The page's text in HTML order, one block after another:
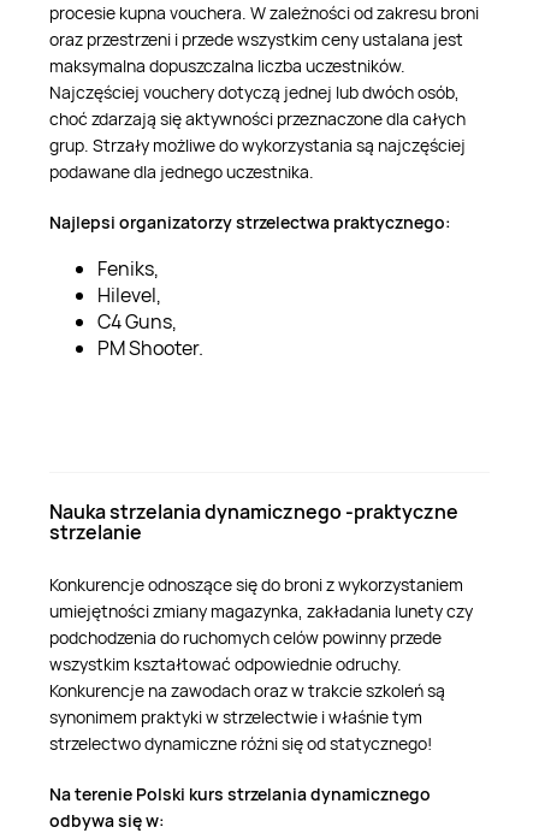
procesie kupna vouchera. W zależności od zakresu broni
oraz przestrzeni i przede wszystkim ceny ustalana jest
maksymalna dopuszczalna liczba uczestników.
Najczęściej vouchery dotyczą jednej lub dwóch osób,
choć zdarzają się aktywności przeznaczone dla całych
grup. Strzały możliwe do wykorzystania są najczęściej
podawane dla jednego uczestnika.
Najlepsi organizatorzy strzelectwa praktycznego:
Feniks,
Hilevel,
C4 Guns,
PM Shooter.
Nauka strzelania dynamicznego -praktyczne
strzelanie
Konkurencje odnoszące się do broni z wykorzystaniem
umiejętności zmiany magazynka, zakładania lunety czy
podchodzenia do ruchomych celów powinny przede
wszystkim kształtować odpowiednie odruchy.
Konkurencje na zawodach oraz w trakcie szkoleń są
synonimem praktyki w strzelectwie i właśnie tym
strzelectwo dynamiczne różni się od statycznego!
Na terenie Polski kurs strzelania dynamicznego
odbywa się w: